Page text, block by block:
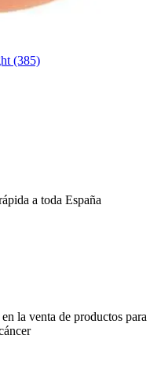
(385)
a toda España
la venta de productos para